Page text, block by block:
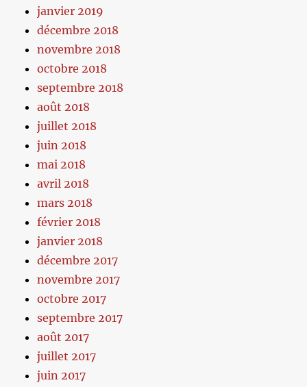
janvier 2019
décembre 2018
novembre 2018
octobre 2018
septembre 2018
août 2018
juillet 2018
juin 2018
mai 2018
avril 2018
mars 2018
février 2018
janvier 2018
décembre 2017
novembre 2017
octobre 2017
septembre 2017
août 2017
juillet 2017
juin 2017